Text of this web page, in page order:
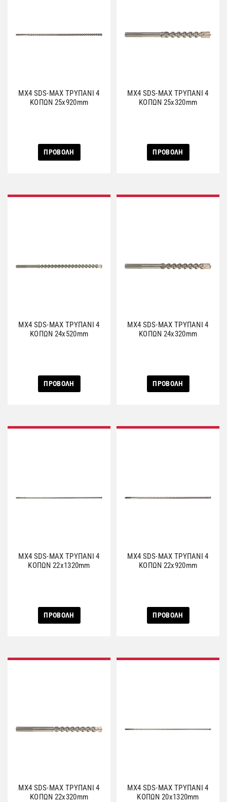
MX4 SDS-MAX ΤΡΥΠΑΝΙ 4
ΚΟΠΩΝ 25x920mm
ΠΡΟΒΟΛΗ
MX4 SDS-MAX ΤΡΥΠΑΝΙ 4
ΚΟΠΩΝ 25x320mm
ΠΡΟΒΟΛΗ
MX4 SDS-MAX ΤΡΥΠΑΝΙ 4
ΚΟΠΩΝ 24x520mm
ΠΡΟΒΟΛΗ
MX4 SDS-MAX ΤΡΥΠΑΝΙ 4
ΚΟΠΩΝ 24x320mm
ΠΡΟΒΟΛΗ
MX4 SDS-MAX ΤΡΥΠΑΝΙ 4
ΚΟΠΩΝ 22x1320mm
ΠΡΟΒΟΛΗ
MX4 SDS-MAX ΤΡΥΠΑΝΙ 4
ΚΟΠΩΝ 22x920mm
ΠΡΟΒΟΛΗ
MX4 SDS-MAX ΤΡΥΠΑΝΙ 4
ΚΟΠΩΝ 22x320mm
MX4 SDS-MAX ΤΡΥΠΑΝΙ 4
ΚΟΠΩΝ 20x1320mm